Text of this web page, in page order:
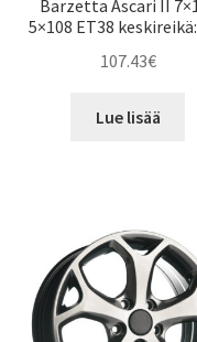
Barzetta Ascari II
5×108 ET38
107.43€
Lue lisää